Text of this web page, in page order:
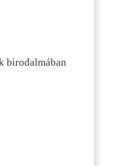
birodalmában